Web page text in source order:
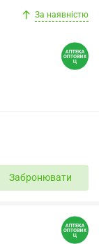
За наявністю
Забронювати